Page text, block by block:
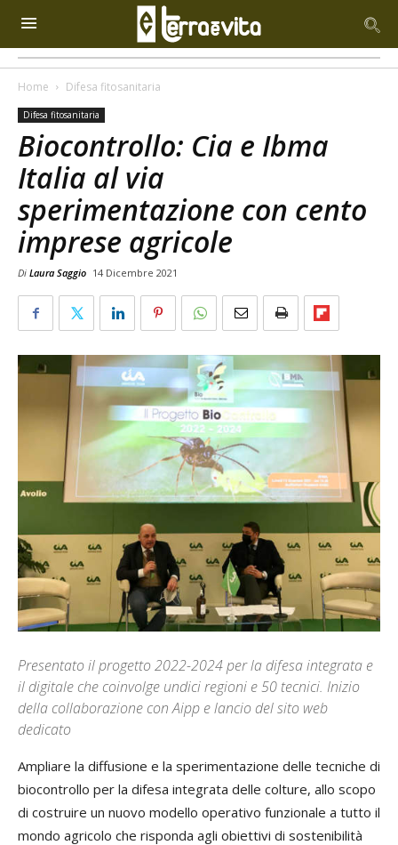
Home Difesa fitosanitaria
Difesa fitosanitaria
Biocontrollo: Cia e Ibma
Italia al via
sperimentazione con cento
imprese agricole
Di Laura Saggio 14 Dicembre 2021
Presentato il progetto 2022-2024 per la difesa integrata e
il digitale che coinvolge undici regioni e 50 tecnici. Inizio
della collaborazione con Aipp e lancio del sito web
dedicato
Ampliare la diffusione e la sperimentazione delle tecniche di
biocontrollo per la difesa integrata delle colture, allo scopo
di costruire un nuovo modello operativo funzionale a tutto il
mondo agricolo che risponda agli obiettivi di sostenibilità